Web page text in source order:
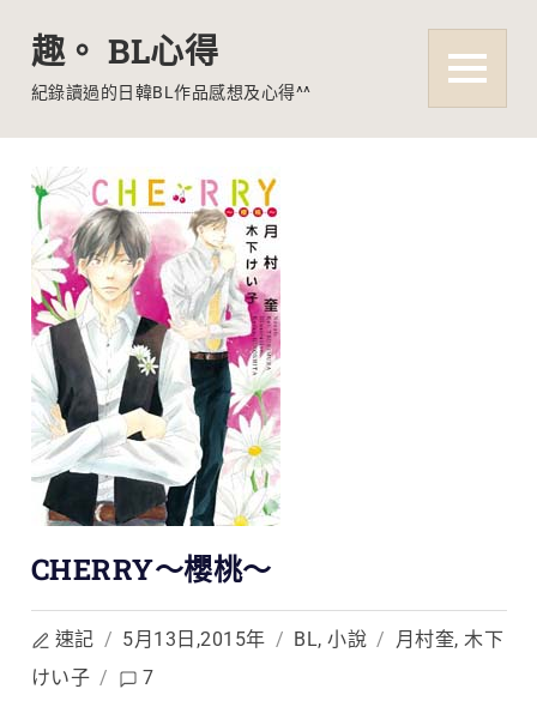
content
趣。 BL心得
紀錄讀過的日韓BL作品感想及心得^^ MENU
CHERRY～櫻桃～
速記 / 5月13日,2015年 / BL, 小說 / 月村奎, 木下
けい子 / 7